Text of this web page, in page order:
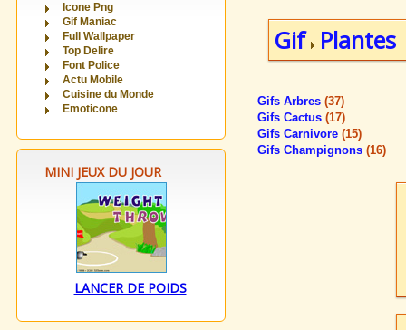
Icone Png
Gif Maniac
Full Wallpaper
Top Delire
Font Police
Actu Mobile
Cuisine du Monde
Emoticone
MINI JEUX DU JOUR
LANCER DE POIDS
Gif Plantes
Gifs Arbres (37)
Gifs Cactus (17)
Gifs Carnivore (15)
Gifs Champignons (16)